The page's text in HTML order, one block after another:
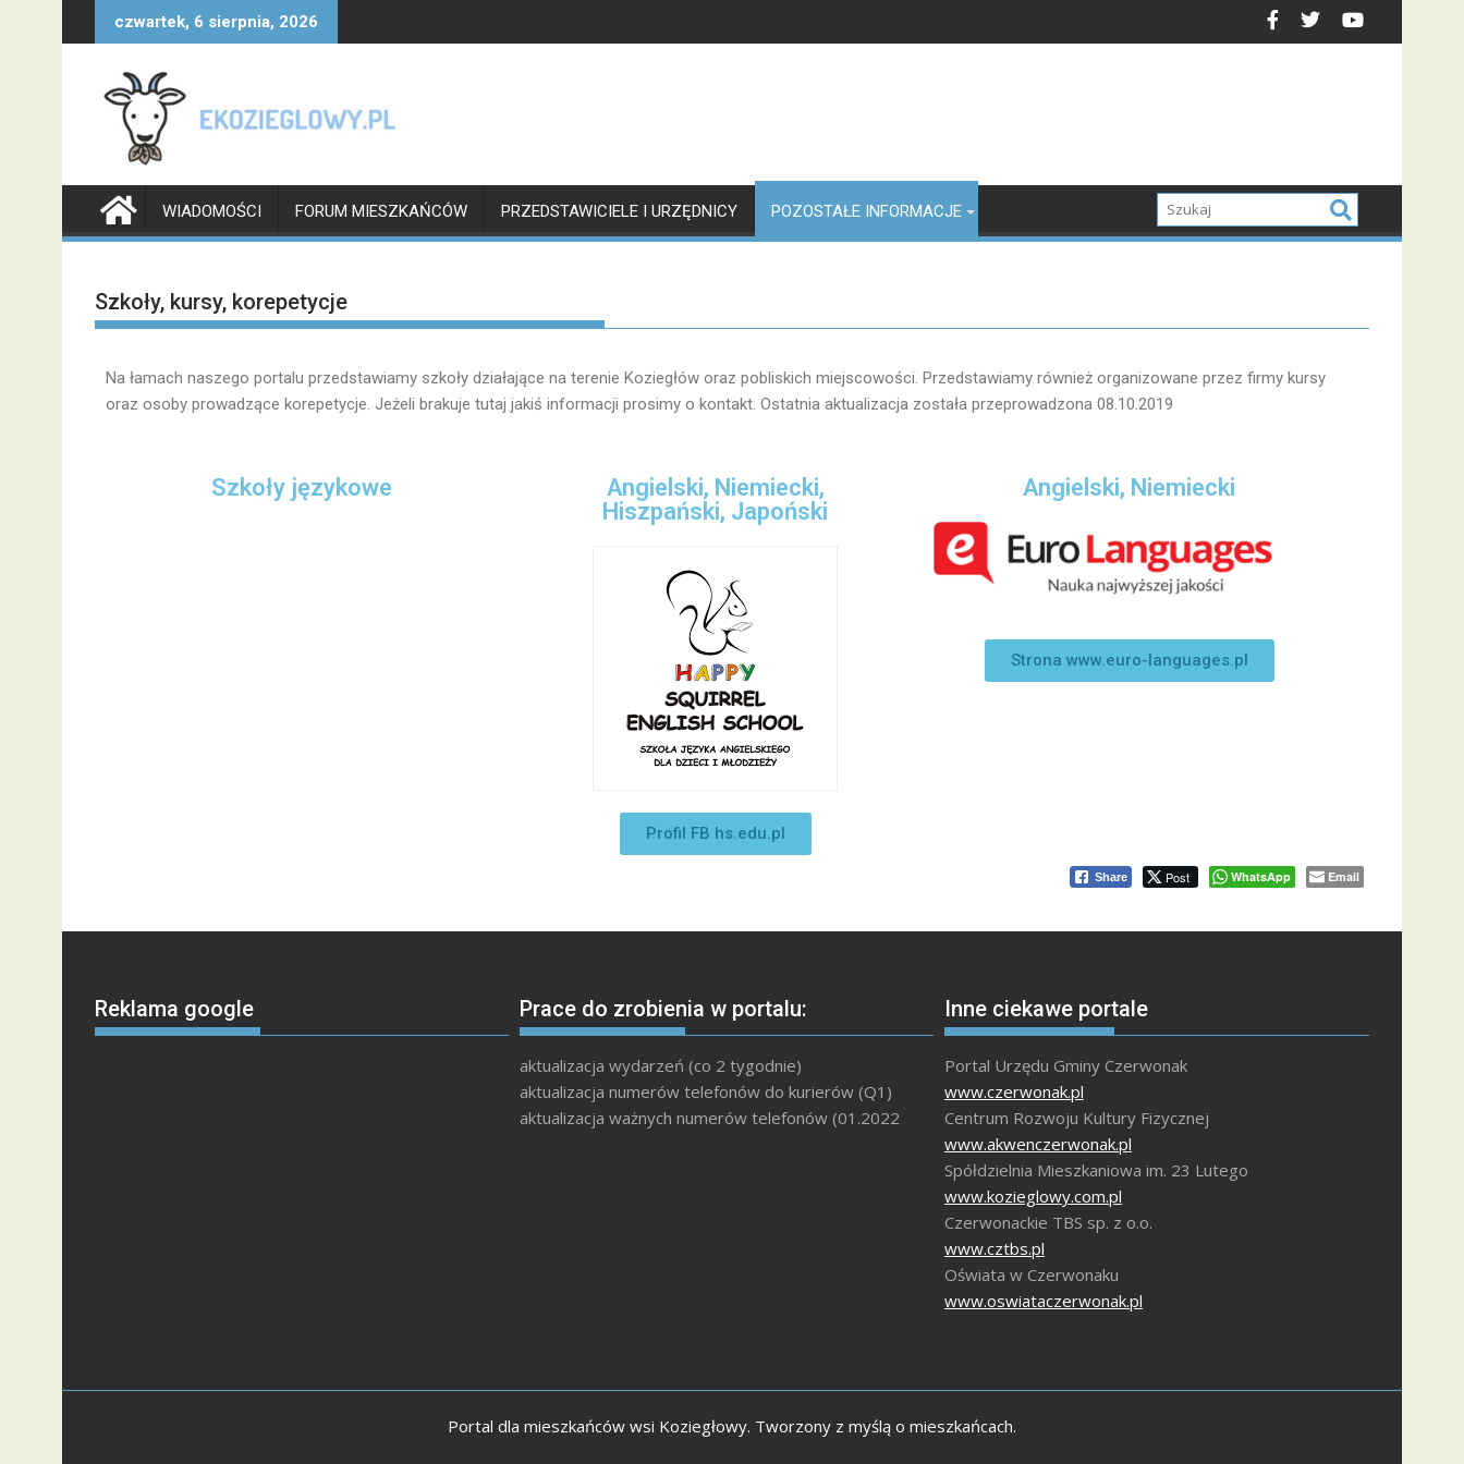
czwartek, 6 sierpnia, 2026
WIADOMOŚCI FORUM MIESZKAŃCÓW PRZEDSTAWICIELE I URZĘDNICY POZOSTAŁE INFORMACJE
Szkoły, kursy, korepetycje
Na łamach naszego portalu przedstawiamy szkoły działające na terenie Koziegłów oraz pobliskich miejscowości. Przedstawiamy również organizowane przez firmy kursy
oraz osoby prowadzące korepetycje. Jeżeli brakuje tutaj jakiś informacji prosimy o kontakt. Ostatnia aktualizacja została przeprowadzona 08.10.2019
Szkoły językowe
Angielski, Niemiecki,
Hiszpański, Japoński
Profil FB hs.edu.pl
Angielski, Niemiecki
Strona www.euro-languages.pl
Share Post WhatsApp Email
Reklama google Prace do zrobienia w portalu:
aktualizacja wydarzeń (co 2 tygodnie)
aktualizacja numerów telefonów do kurierów (Q1)
aktualizacja ważnych numerów telefonów (01.2022
Inne ciekawe portale
Portal Urzędu Gminy Czerwonak
www.czerwonak.pl
Centrum Rozwoju Kultury Fizycznej
www.akwenczerwonak.pl
Spółdzielnia Mieszkaniowa im. 23 Lutego
www.kozieglowy.com.pl
Czerwonackie TBS sp. z o.o.
www.cztbs.pl
Oświata w Czerwonaku
www.oswiataczerwonak.pl
Portal dla mieszkańców wsi Koziegłowy. Tworzony z myślą o mieszkańcach.